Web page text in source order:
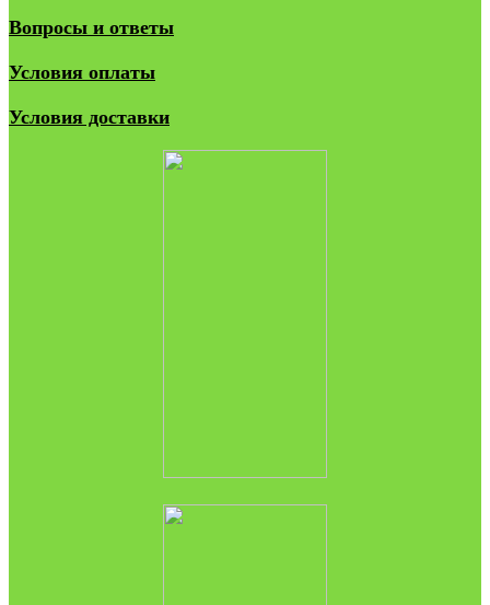
Вопросы и ответы
Условия оплаты
Условия доставки